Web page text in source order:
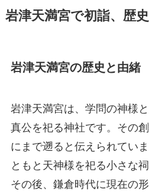
岩津天満宮で初詣、歴
岩津天満宮の歴史と由緒
岩津天満宮は、学問の神様
真公を祀る神社です。その
にまで遡ると伝えられてい
ともと天神様を祀る小さな
その後、鎌倉時代に現在の